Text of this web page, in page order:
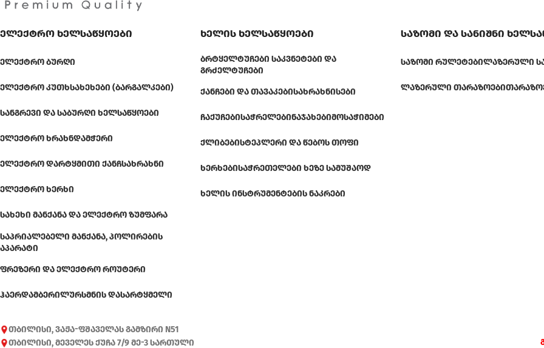
ელექტრო ხელსაწყოები
ᲔᲚᲔᲥᲢᲠᲝ ᲑᲣᲠᲦᲘ
ᲔᲚᲔᲥᲢᲠᲝ ᲙᲣᲗᲮᲡᲐᲮᲔᲮᲔᲑᲘ (ᲑᲐᲠᲒᲐᲚᲙᲔᲑᲘ)
ᲡᲐᲜᲒᲠᲔᲕᲘ ᲓᲐ ᲡᲐᲑᲣᲠᲦᲘ ᲮᲔᲚᲡᲐᲬᲧᲝᲔᲑᲘ
ᲔᲚᲔᲥᲢᲠᲝ ᲮᲠᲐᲮᲜᲓᲐᲛᲭᲔᲠᲘ
ᲔᲚᲔᲥᲢᲠᲝ ᲓᲐᲠᲢᲧᲛᲘᲗᲘ ᲥᲐᲜᲩᲡᲐᲮᲠᲐᲮᲜᲘ
ᲔᲚᲔᲥᲢᲠᲝ ᲮᲔᲠᲮᲘ
ᲡᲐᲮᲔᲮᲘ ᲛᲐᲜᲥᲐᲜᲐ ᲓᲐ ᲔᲚᲔᲥᲢᲠᲝ ᲖᲣᲛᲤᲐᲠᲐ
ᲡᲐᲞᲠᲘᲐᲚᲔᲑᲔᲚᲘ ᲛᲐᲜᲥᲐᲜᲐ, ᲞᲝᲚᲘᲠᲔᲑᲘᲡ
ᲐᲞᲐᲠᲐᲢᲘ
ᲤᲠᲔᲖᲔᲠᲘ ᲓᲐ ᲔᲚᲔᲥᲢᲠᲝ ᲠᲝᲣᲢᲔᲠᲘ
ᲰᲐᲔᲠᲓᲐᲛᲑᲔᲠᲘᲚᲣᲠᲡᲛᲜᲘᲡ ᲓᲐᲡᲐᲠᲢᲧᲛᲔᲚᲘ
ხელის ხელსაწყოები
ᲑᲠᲢᲧᲔᲚᲢᲣᲩᲔᲑᲘ ᲡᲐᲙᲕᲜᲔᲢᲔᲑᲘ ᲓᲐ
ᲒᲠᲫᲔᲚᲢᲣᲩᲔᲑᲘ
ᲥᲐᲜᲩᲔᲑᲘ ᲓᲐ ᲗᲐᲕᲐᲙᲔᲑᲘᲡᲐᲮᲠᲐᲮᲜᲘᲡᲔᲑᲘ
ᲩᲐᲥᲣᲩᲔᲑᲘᲡᲐᲭᲠᲔᲚᲔᲑᲘᲜᲐᲯᲐᲮᲔᲑᲘᲛᲝᲡᲐᲭᲘᲛᲔᲑᲘ
ᲥᲚᲘᲑᲔᲑᲘᲡᲢᲔᲞᲚᲔᲠᲘ ᲓᲐ ᲬᲔᲑᲝᲡ ᲗᲝᲤᲘ
ᲮᲔᲠᲮᲔᲑᲘᲡᲐᲭᲠᲔᲗᲔᲚᲔᲑᲘ ᲮᲔᲖᲔ ᲡᲐᲛᲣᲨᲐᲝᲓ
ᲮᲔᲚᲘᲡ ᲘᲜᲡᲢᲠᲣᲛᲔᲜᲢᲔᲑᲘᲡ ᲜᲐᲙᲠᲔᲑᲘ
საზომი და სანიშნი
ᲡᲐᲖᲝᲛᲘ ᲠᲣᲚᲔᲢᲔᲑᲘᲚᲐᲖᲔᲠᲣᲚᲘ
ᲚᲐᲖᲔᲠᲣᲚᲘ ᲗᲐᲠᲐᲖᲝᲔᲑᲘ
თბილისი, ვაჟა-ფშაველას გამზირი N51
თბილისი, მეველეს ქუჩა 7/9 მე-3 სართული